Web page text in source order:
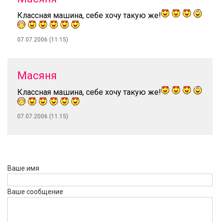
Классная машина, себе хочу такую же!
07.07.2006 (11:15)
Масяня
Классная машина, себе хочу такую же!
07.07.2006 (11:15)
Ваше имя
Ваше сообщение